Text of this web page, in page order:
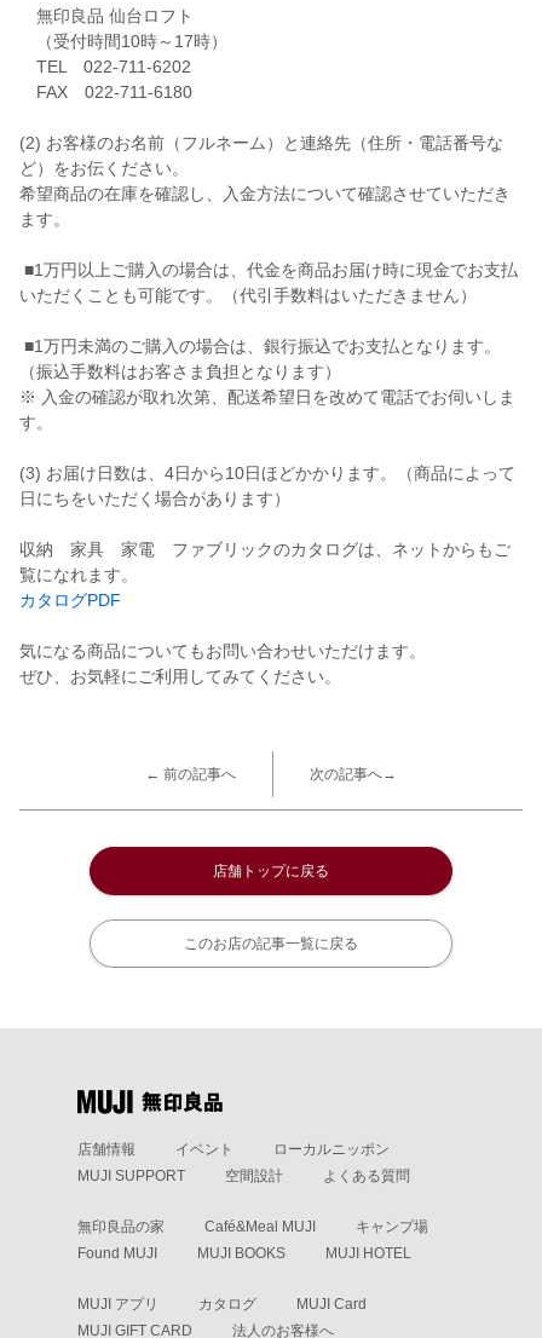
無印良品 仙台ロフト
（受付時間10時～17時）
TEL 022-711-6202
FAX 022-711-6180
(2) お客様のお名前（フルネーム）と連絡先（住所・電話番号な
ど）をお伝ください。
希望商品の在庫を確認し、入金方法について確認させていただき
ます。
■1万円以上ご購入の場合は、代金を商品お届け時に現金でお支払
いただくことも可能です。（代引手数料はいただきません）
■1万円未満のご購入の場合は、銀行振込でお支払となります。
（振込手数料はお客さま負担となります）
※ 入金の確認が取れ次第、配送希望日を改めて電話でお伺いしま
す。
(3) お届け日数は、4日から10日ほどかかります。（商品によって
日にちをいただく場合があります）
収納 家具 家電 ファブリックのカタログは、ネットからもご
覧になれます。
カタログPDF
気になる商品についてもお問い合わせいただけます。
ぜひ、お気軽にご利用してみてください。
← 前の記事へ 次の記事へ→
店舗トップに戻る
このお店の記事一覧に戻る
店舗情報 イベント
ローカルニッポン
MUJI SUPPORT
空間設計 よくある質問
無印良品の家 Café&Meal MUJI
キャンプ場
Found MUJI
MUJI BOOKS MUJI HOTEL
MUJI アプリ カタログ
MUJI Card
MUJI GIFT CARD
法人のお客様へ